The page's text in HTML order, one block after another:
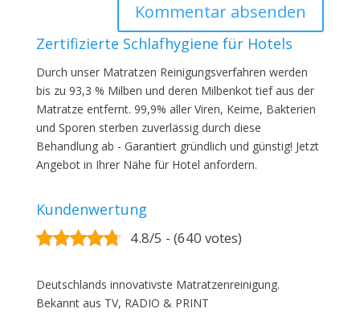
Zertifizierte Schlafhygiene für Hotels
Durch unser Matratzen Reinigungsverfahren werden
bis zu 93,3 % Milben und deren Milbenkot tief aus der
Matratze entfernt. 99,9% aller Viren, Keime, Bakterien
und Sporen sterben zuverlässig durch diese
Behandlung ab - Garantiert gründlich und günstig! Jetzt
Angebot in Ihrer Nähe für Hotel anfordern.
Kundenwertung
4.8/5 - (640 votes)
Deutschlands innovativste Matratzenreinigung.
Bekannt aus TV, RADIO & PRINT